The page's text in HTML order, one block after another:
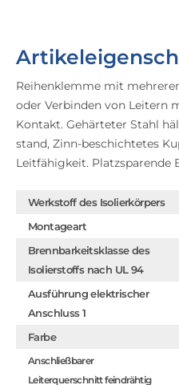
Reihenklemme mit
oder Verbinden von Leitern
Kontakt. Gehärteter Stahl
stand, Zinn-beschichtetes
Leitfähigkeit. Platzsparende
Werkstoff des Isolierkörpers
Montageart
Brennbarkeitsklasse des
Isolierstoffs nach UL 94
Ausführung elektrischer
Anschluss 1
Farbe
Anschließbarer
Leiterquerschnitt feindrähtig